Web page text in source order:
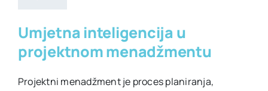
Umjetna inteligencija u
projektnom menadžmentu
Projektni menadžment je proces planiranja,